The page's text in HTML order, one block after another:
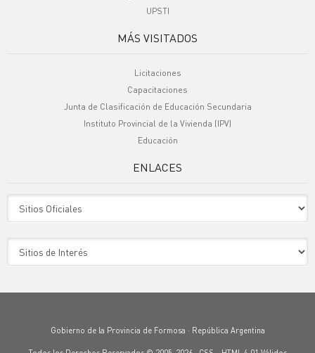
UPSTI
MÁS VISITADOS
Licitaciones
Capacitaciones
Junta de Clasificación de Educación Secundaria
Instituto Provincial de la Vivienda (IPV)
Educación
ENLACES
Gobierno de la Provincia de Formosa · República Argentina